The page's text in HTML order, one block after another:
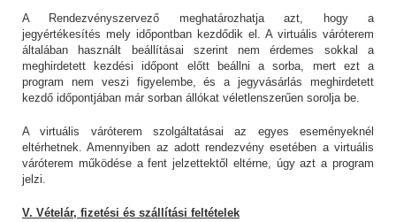
A Rendezvényszervező meghatározhatja azt, hogy a
jegyértékesítés mely időpontban kezdődik el. A virtuális váróterem
általában használt beállításai szerint nem érdemes sokkal a
meghirdetett kezdési időpont előtt beállni a sorba, mert ezt a
program nem veszi figyelembe, és a jegyvásárlás meghirdetett
kezdő időpontjában már sorban állókat véletlenszerűen sorolja be.
A virtuális váróterem szolgáltatásai az egyes eseményeknél
eltérhetnek. Amennyiben az adott rendezvény esetében a virtuális
váróterem működése a fent jelzettektől eltérne, úgy azt a program
jelzi.
V. Vételár, fizetési és szállítási feltételek